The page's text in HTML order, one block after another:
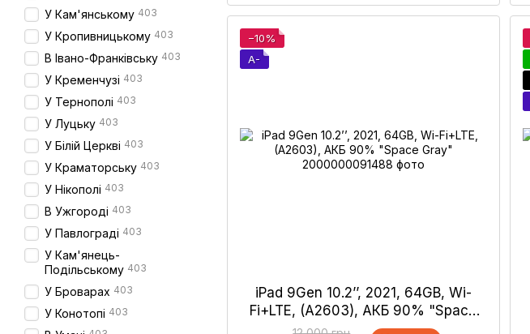
−10%
A-
iPad 9Gen 10.2’’, 2021, 64GB, Wi-
Fi+LTE, (A2603), АКБ 90% "Space
Gray"
У Кам'янському 403
У Кропивницькому 403
В Івано-Франківську 403
У Кременчузі 403
У Тернополі 403
У Луцьку 403
У Білій Церкві 403
У Краматорську 403
У Нікополі 403
В Ужгороді 403
У Павлограді 403
У Кам'янець-
Подільському 403
У Броварах 403
У Конотопі 403